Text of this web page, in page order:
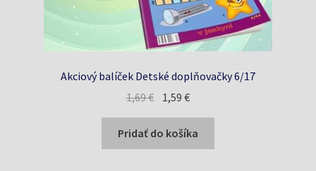
Akciový balíček Detské doplňovačky 6/17
1,69€ Pôvodná
cena
bola:
1,69 €.
1,59€Aktuálna
cena
je:
1,59 €.
Pridať do košíka